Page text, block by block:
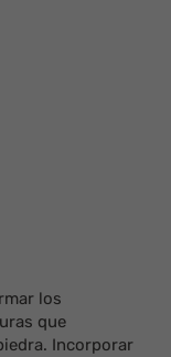
los
que
. Incorporar